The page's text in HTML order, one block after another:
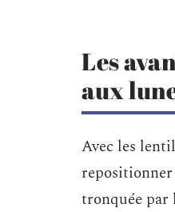
Les
aux
Avec les
repositionner
tronquée par